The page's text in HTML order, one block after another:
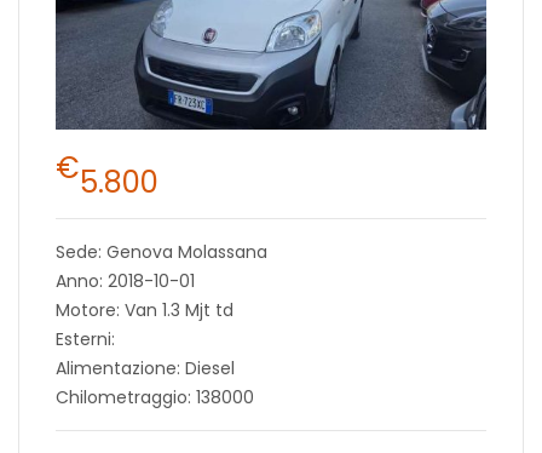
€5.800
Sede: Genova Molassana
Anno: 2018-10-01
Motore: Van 1.3 Mjt td
Esterni:
Alimentazione: Diesel
Chilometraggio: 138000